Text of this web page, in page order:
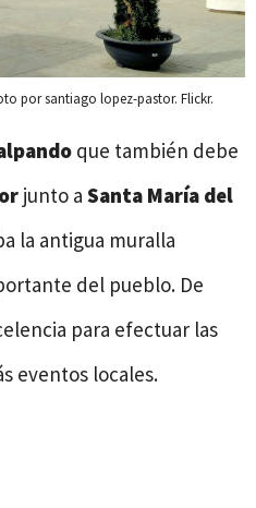
por santiago lopez-pastor. Flickr.
que también debe
junto a Santa María del
la antigua muralla
del pueblo. De
para efectuar las
eventos locales.